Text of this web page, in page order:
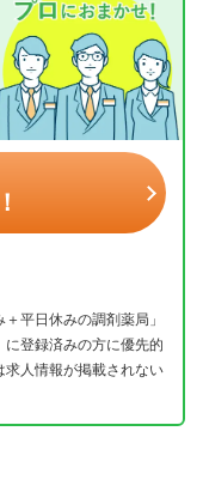
平日休みの調剤薬局」
登録済みの方に優先的
求人情報が掲載されない